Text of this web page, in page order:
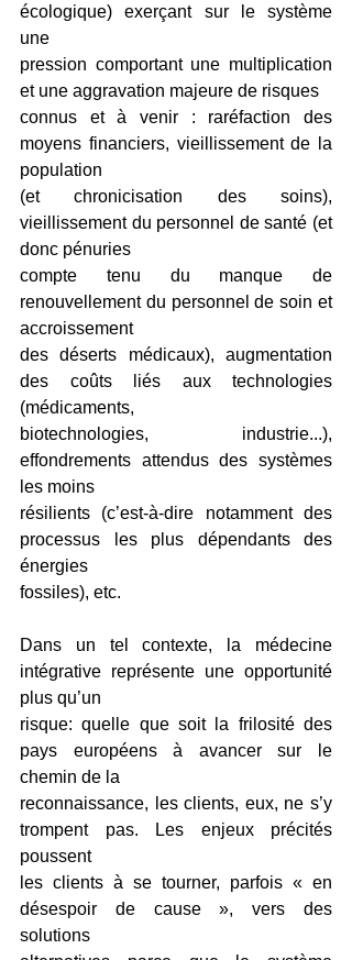
écologique) exerçant sur le système
une
pression comportant une multiplication
et une aggravation majeure de risques
connus et à venir : raréfaction des
moyens financiers, vieillissement de la
population
(et chronicisation des soins),
vieillissement du personnel de santé (et
donc pénuries
compte tenu du manque de
renouvellement du personnel de soin et
accroissement
des déserts médicaux), augmentation
des coûts liés aux technologies
(médicaments,
biotechnologies, industrie...),
effondrements attendus des systèmes
les moins
résilients (c’est-à-dire notamment des
processus les plus dépendants des
énergies
fossiles), etc.
Dans un tel contexte, la médecine
intégrative représente une opportunité
plus qu’un
risque: quelle que soit la frilosité des
pays européens à avancer sur le
chemin de la
reconnaissance, les clients, eux, ne s’y
trompent pas. Les enjeux précités
poussent
les clients à se tourner, parfois « en
désespoir de cause », vers des
solutions